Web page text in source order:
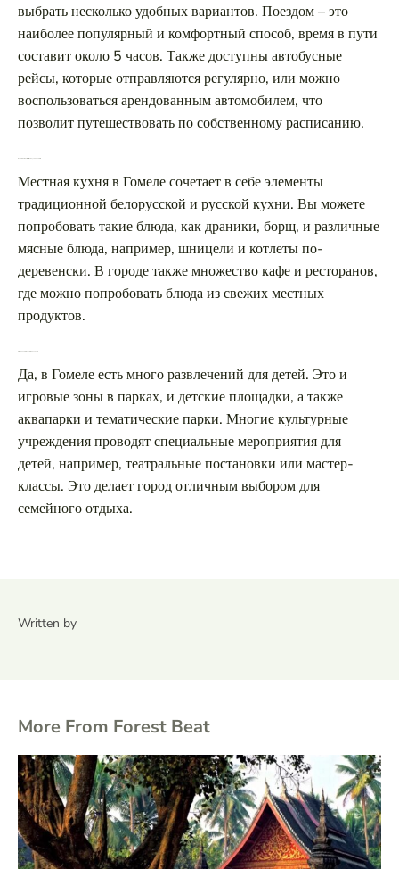
выбрать несколько удобных вариантов. Поездом – это
наиболее популярный и комфортный способ, время в пути
составит около 5 часов. Также доступны автобусные
рейсы, которые отправляются регулярно, или можно
воспользоваться арендованным автомобилем, что
позволит путешествовать по собственному расписанию.
Местная кухня в Гомеле сочетает в себе элементы
традиционной белорусской и русской кухни. Вы можете
попробовать такие блюда, как драники, борщ, и различные
мясные блюда, например, шницели и котлеты по-
деревенски. В городе также множество кафе и ресторанов,
где можно попробовать блюда из свежих местных
продуктов.
Да, в Гомеле есть много развлечений для детей. Это и
игровые зоны в парках, и детские площадки, а также
аквапарки и тематические парки. Многие культурные
учреждения проводят специальные мероприятия для
детей, например, театральные постановки или мастер-
классы. Это делает город отличным выбором для
семейного отдыха.
Written by
More From Forest Beat